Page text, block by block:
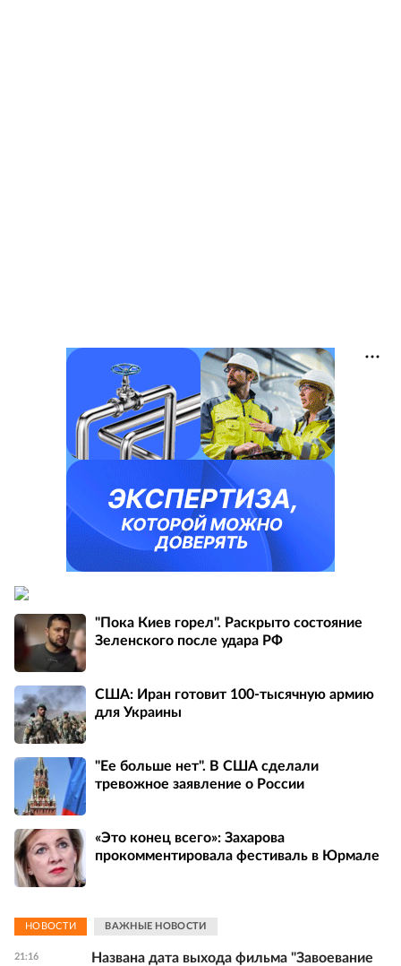
"Пока Киев горел". Раскрыто состояние
Зеленского после удара РФ
США: Иран готовит 100-тысячную армию
для Украины
"Ее больше нет". В США сделали
тревожное заявление о России
«Это конец всего»: Захарова
прокомментировала фестиваль в Юрмале
НОВОСТИ ВАЖНЫЕ НОВОСТИ
21:16
Названа дата выхода фильма "Завоевание